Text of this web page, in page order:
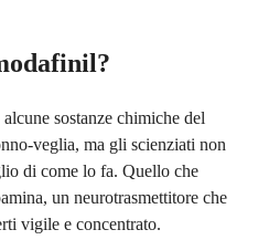
sostanze chimiche del
veglia, ma gli scienziati non
di come lo fa. Quello che
un neurotrasmettitore che
vigile e concentrato.